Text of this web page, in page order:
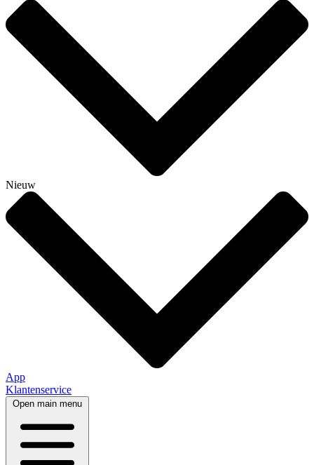
Nieuw
App
Klantenservice
Open main menu